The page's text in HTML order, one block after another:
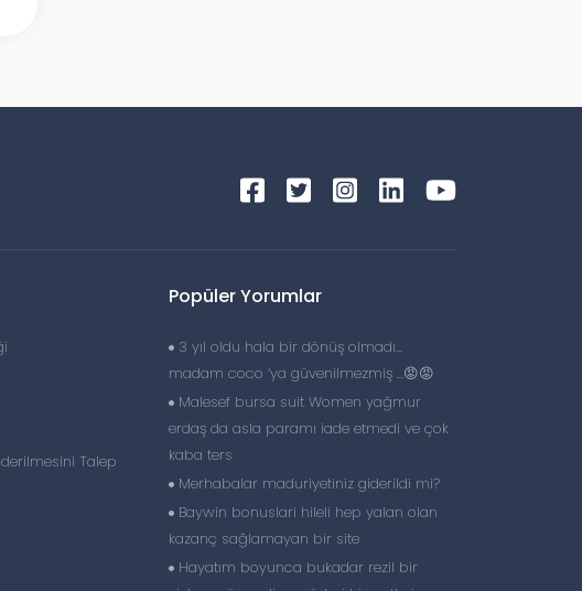
Talep
Popüler Yorumlar
3 yıl oldu hala bir dönüş olmadı…
madam coco ‘ya güvenilmezmiş …😡😡
Malesef bursa suit Women yağmur
erdaş da asla paramı iade etmedi ve çok
kaba ters
Merhabalar maduriyetiniz giderildi mi?
Baywin bonuslari hileli hep yalan olan
kazanç sağlamayan bir site
Hayatım boyunca bukadar rezil bir